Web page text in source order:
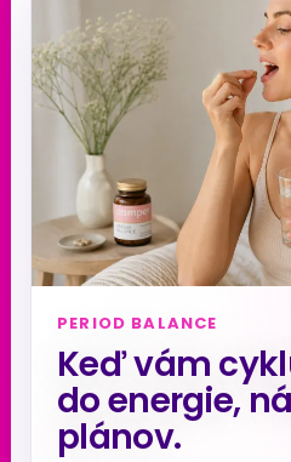
PERIOD BALANCE
Keď vám
do energie,
plánov.